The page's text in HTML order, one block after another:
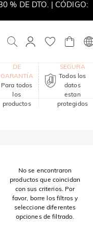
% DE DTO. | CÓDIGO:
UN COLLAR GRATIS
DE
GARANTÍA
Para todos
los
productos
SEGURA
Todos los
datos
estan
protegidos
No se encontraron
productos que coincidan
con sus criterios. Por
favor, borre los filtros y
seleccione diferentes
opciones de filtrado.